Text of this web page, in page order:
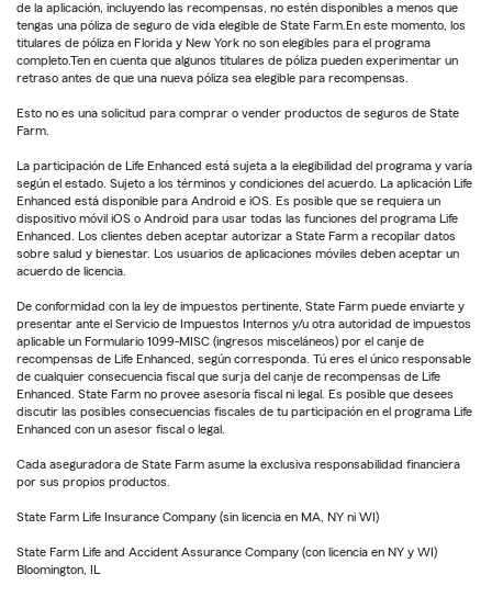
de la aplicación, incluyendo las recompensas, no estén disponibles a menos que
tengas una póliza de seguro de vida elegible de State Farm.En este momento, los
titulares de póliza en Florida y New York no son elegibles para el programa
completo.Ten en cuenta que algunos titulares de póliza pueden experimentar un
retraso antes de que una nueva póliza sea elegible para recompensas.
Esto no es una solicitud para comprar o vender productos de seguros de State
Farm.
La participación de Life Enhanced está sujeta a la elegibilidad del programa y varía
según el estado. Sujeto a los términos y condiciones del acuerdo. La aplicación Life
Enhanced está disponible para Android e iOS. Es posible que se requiera un
dispositivo móvil iOS o Android para usar todas las funciones del programa Life
Enhanced. Los clientes deben aceptar autorizar a State Farm a recopilar datos
sobre salud y bienestar. Los usuarios de aplicaciones móviles deben aceptar un
acuerdo de licencia.
De conformidad con la ley de impuestos pertinente, State Farm puede enviarte y
presentar ante el Servicio de Impuestos Internos y/u otra autoridad de impuestos
aplicable un Formulario 1099-MISC (ingresos misceláneos) por el canje de
recompensas de Life Enhanced, según corresponda. Tú eres el único responsable
de cualquier consecuencia fiscal que surja del canje de recompensas de Life
Enhanced. State Farm no provee asesoría fiscal ni legal. Es posible que desees
discutir las posibles consecuencias fiscales de tu participación en el programa Life
Enhanced con un asesor fiscal o legal.
Cada aseguradora de State Farm asume la exclusiva responsabilidad financiera
por sus propios productos.
State Farm Life Insurance Company (sin licencia en MA, NY ni WI)
State Farm Life and Accident Assurance Company (con licencia en NY y WI)
Bloomington, IL